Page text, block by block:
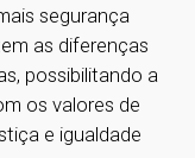
segurança
as diferenças
possibilitando a
os valores de
e igualdade